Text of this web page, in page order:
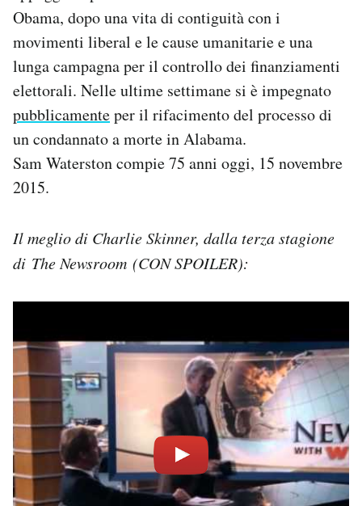
Obama, dopo una vita di contiguità con i
movimenti liberal e le cause umanitarie e una
lunga campagna per il controllo dei finanziamenti
elettorali. Nelle ultime settimane si è impegnato
pubblicamenteper il rifacimento del processo di
un condannato a morte in Alabama.
Sam Waterston compie 75 anni oggi, 15 novembre
2015.
Il meglio di Charlie Skinner, dalla terza stagione
di The Newsroom (CON SPOILER):